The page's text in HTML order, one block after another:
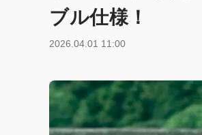
ブル仕様！
2026.04.01 11:00